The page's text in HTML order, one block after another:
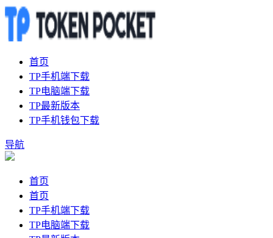
首页
TP手机端下载
TP电脑端下载
TP最新版本
TP手机钱包下载
导航
首页
首页
TP手机端下载
TP电脑端下载